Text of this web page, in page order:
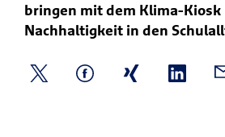
Jobsuche
bringen mit dem Klima-Kiosk
Nachhaltigkeit in den